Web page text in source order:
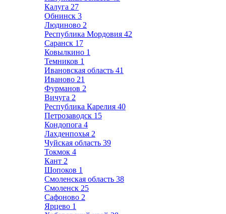
Калуга 27
Обнинск 3
Людиново 2
Республика Мордовия 42
Саранск 17
Ковылкино 1
Темников 1
Ивановская область 41
Иваново 21
Фурманов 2
Вичуга 2
Республика Карелия 40
Петрозаводск 15
Кондопога 4
Лахденпохья 2
Чуйская область 39
Токмок 4
Кант 2
Шопоков 1
Смоленская область 38
Смоленск 25
Сафоново 2
Ярцево 1